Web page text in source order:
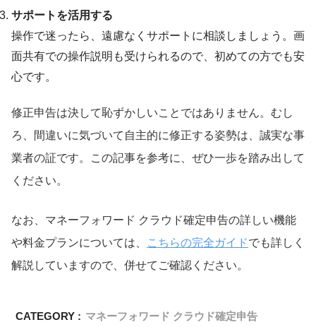
サポートを活用する
操作で迷ったら、遠慮なくサポートに相談しましょう。画
面共有での操作説明も受けられるので、初めての方でも安
心です。
修正申告は決して恥ずかしいことではありません。むし
ろ、間違いに気づいて自主的に修正する姿勢は、誠実な事
業者の証です。この記事を参考に、ぜひ一歩を踏み出して
ください。
なお、マネーフォワード クラウド確定申告の詳しい機能
や料金プランについては、
こちらの完全ガイドでも詳しく
解説していますので、併せてご確認ください。
CATEGORY : マネーフォワード クラウド確定申告